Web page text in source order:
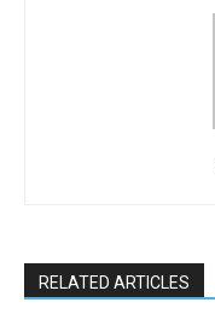
RELATED ARTICLES